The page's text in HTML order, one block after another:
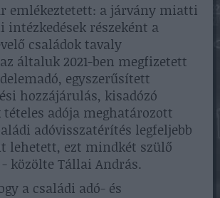
emlékeztetett: a járvány miatti
intézkedések részeként a
családok tavaly
általuk 2021-ben megfizetett
egyszerűsített
hozzájárulás, kisadózó
adója meghatározott
adóvisszatérítés legfeljebb
lehetett, ezt mindkét szülő
közölte Tállai András.
a családi adó- és